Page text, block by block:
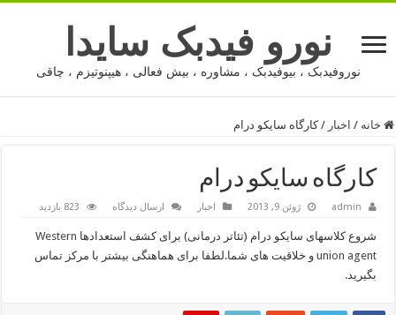
نورو فیدبک سایدا
نوروفیدبک ، بیوفیدبک ، مشاوره ، بیش فعالی ، هیپنوتیزم ، چاقی
خانه / اخبار / کارگاه سایکو درام
کارگاه سایکو درام
admin ژوئن 9, 2013 اخبار ارسال دیدگاه 823 بازدید
شروع کلاسهای سایکو درام (تئاتر درمانی) برای کشف استعدادها Western
union agent و خلاقیت های شما.لطفا برای هماهنگی بیشتر با مرکز تماس
بگیرید.